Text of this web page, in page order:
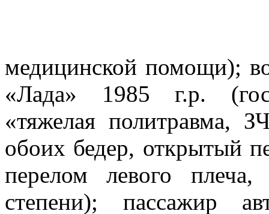
медицинской помощи);
«Лада» 1985 г.р.
«тяжелая политравма,
обоих бедер, открытый
перелом левого
степени); пассажир